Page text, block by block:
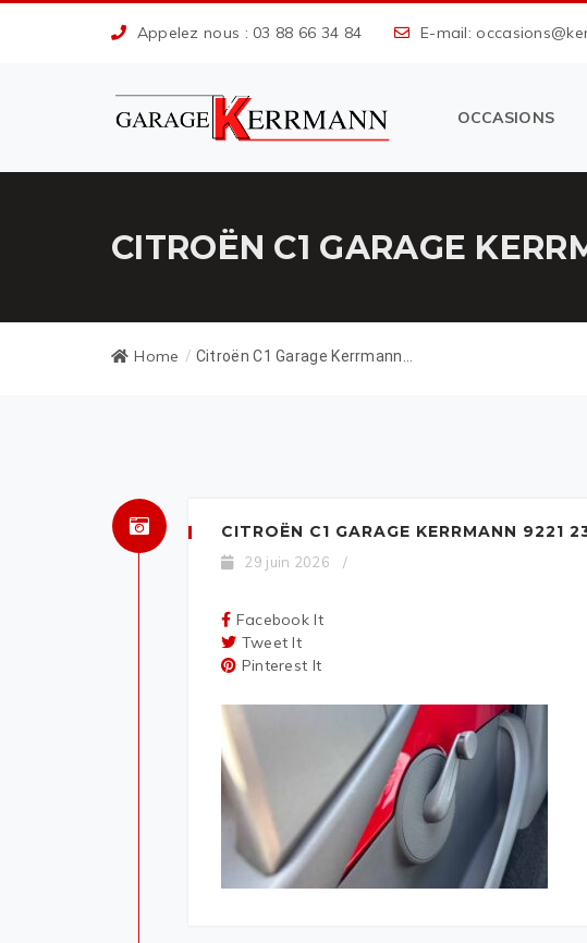
Appelez nous : 03 88 66 34 84 E-mail:
OCCASIONS
CITROËN C1 GARAGE
Home / Citroën C1 Garage Kerrmann...
CITROËN C1 GARAGE KERRMANN 9221
29 juin 2026 /
Facebook It
Tweet It
Pinterest It